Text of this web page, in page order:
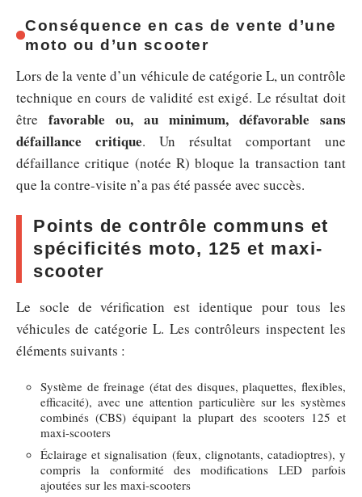
Conséquence en cas de vente d’une
moto ou d’un scooter
Lors de la vente d’un véhicule de catégorie L, un contrôle
technique en cours de validité est exigé. Le résultat doit
être favorable ou, au minimum, défavorable sans
défaillance critique. Un résultat comportant une
défaillance critique (notée R) bloque la transaction tant
que la contre-visite n’a pas été passée avec succès.
Points de contrôle communs et
spécificités moto, 125 et maxi-
scooter
Le socle de vérification est identique pour tous les
véhicules de catégorie L. Les contrôleurs inspectent les
éléments suivants :
Système de freinage (état des disques, plaquettes, flexibles,
efficacité), avec une attention particulière sur les systèmes
combinés (CBS) équipant la plupart des scooters 125 et
maxi-scooters
Éclairage et signalisation (feux, clignotants, catadioptres), y
compris la conformité des modifications LED parfois
ajoutées sur les maxi-scooters